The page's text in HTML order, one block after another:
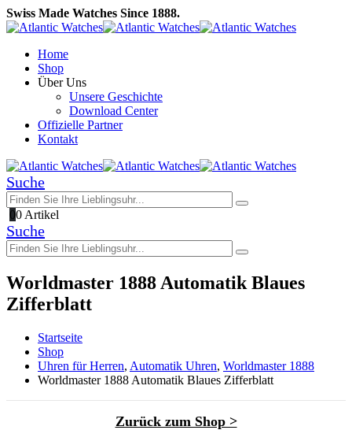
Swiss Made Watches Since 1888.
Home
Shop
Über Uns
Unsere Geschichte
Download Center
Offizielle Partner
Kontakt
Suche
00 Artikel
Suche
Worldmaster 1888 Automatik Blaues
Zifferblatt
Startseite
Shop
Uhren für Herren, Automatik Uhren, Worldmaster 1888
Worldmaster 1888 Automatik Blaues Zifferblatt
Zurück zum Shop >